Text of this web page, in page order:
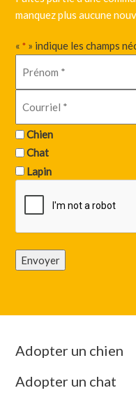
manquez plus aucune
«* » indique les champs
Chien
Chat
Lapin
Envoyer
Adopter un chien
Adopter un chat